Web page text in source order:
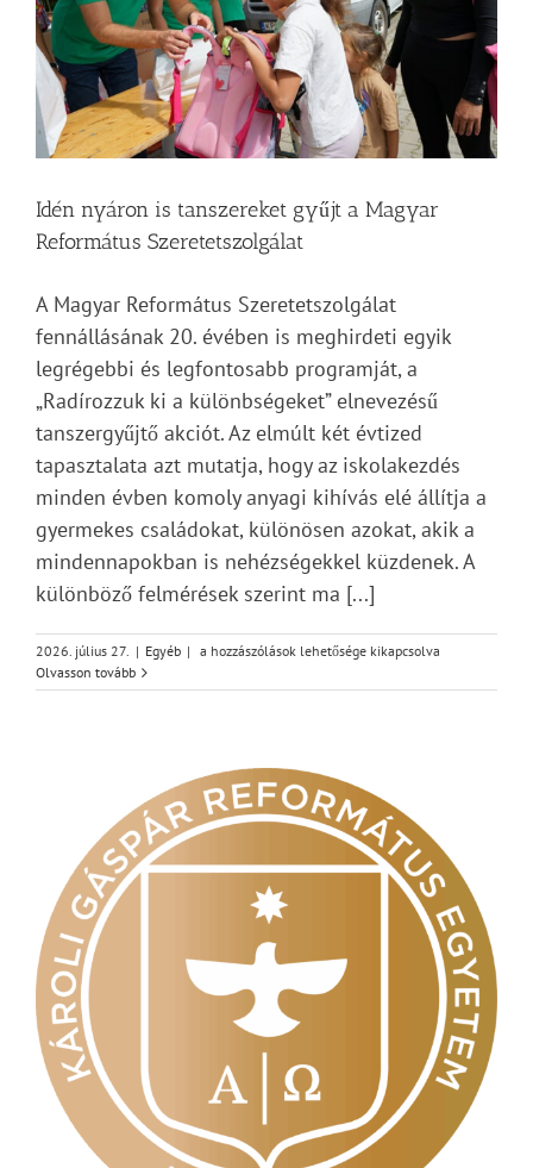
Idén nyáron is tanszereket gyűjt a Magyar
Református Szeretetszolgálat
A Magyar Református Szeretetszolgálat
fennállásának 20. évében is meghirdeti egyik
legrégebbi és legfontosabb programját, a
„Radírozzuk ki a különbségeket” elnevezésű
tanszergyűjtő akciót. Az elmúlt két évtized
tapasztalata azt mutatja, hogy az iskolakezdés
minden évben komoly anyagi kihívás elé állítja a
gyermekes családokat, különösen azokat, akik a
mindennapokban is nehézségekkel küzdenek. A
különböző felmérések szerint ma [...]
2026. július 27. | Egyéb | Idén
is
Magyar
Református
Szeretetszolgálat
bejegyzéshez
a hozzászólások lehetősége kikapcsolva
Olvasson tovább